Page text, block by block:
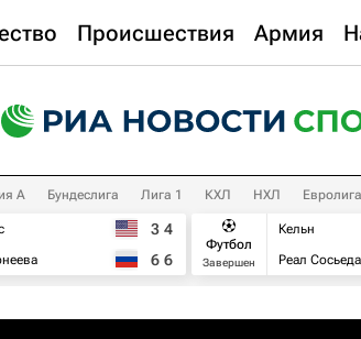
Происшествия Армия
А Бундеслига Лига 1 КХЛ НХЛ Евролига
3 4
6 6
Футбол
Завершен
Кельн
Реал